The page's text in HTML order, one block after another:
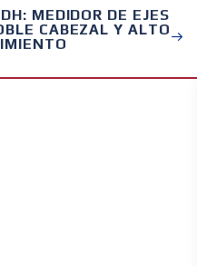
MEDIDOR DE EJES
CABEZAL Y ALTO